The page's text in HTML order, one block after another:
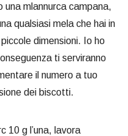
una mlannurca campana,
qualsiasi mela che hai in
dimensioni. Io ho
ti serviranno
il numero a tuo
dei biscotti.
10 g l’una, lavora